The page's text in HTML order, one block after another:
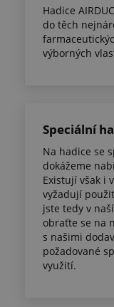
Hadice
do těch
výborných
Speciální
Na hadice se
dokážeme
Existují však i
vyžadují
jste tedy v
obraťte se na
s našimi
požadované
využití.